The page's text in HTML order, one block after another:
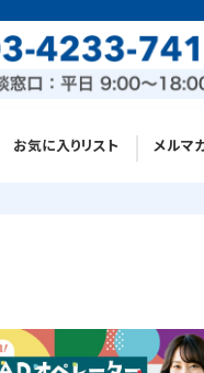
お気に入りリスト メルマ